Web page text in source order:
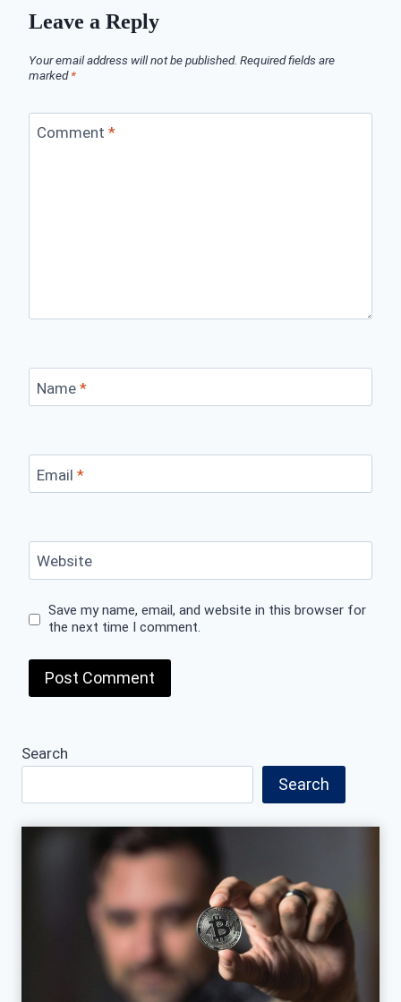
Leave a Reply
Your email address will not be published. Required fields are
marked*
Comment *
Name *
Email *
Website
Save my name, email, and website in this browser for
the next time I comment.
Search
Search